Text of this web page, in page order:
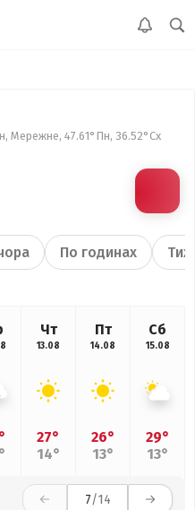
Мережне, 47.61°Пн, 36.52°Сх
По годинах
Чт
13.08
27°
14°
Пт
14.08
26°
13°
Сб
15.08
29°
13°
7/14